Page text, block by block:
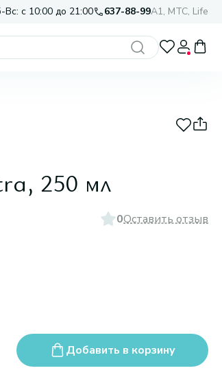
с 10:00 до 21:00 637-88-99A1, МТС, Life
250 мл
0Оставить отзыв
Добавить в корзину